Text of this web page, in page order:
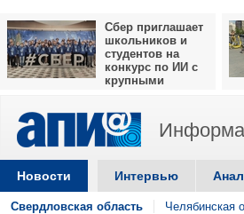
Сбер приглашает
школьников и
студентов на
конкурс по ИИ с
крупными
Новости Интервью
Свердловская область Челябинская